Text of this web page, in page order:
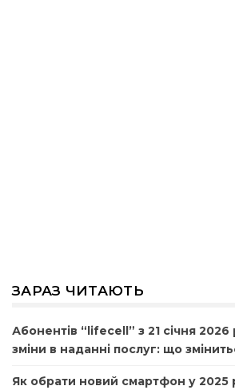
ЗАРАЗ ЧИТАЮТЬ
Абонентів “lifecell” з 21 січня
зміни в наданні послуг: що
Як обрати новий смартфон у 2025